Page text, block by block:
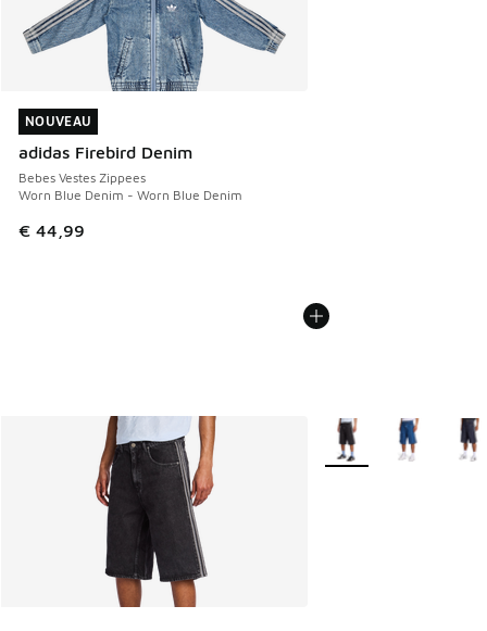
NOUVEAU
adidas Firebird Denim
Bebes Vestes Zippees
Worn Blue Denim - Worn Blue Denim
€ 44,99
NOUVEAU
Plus de couleurs